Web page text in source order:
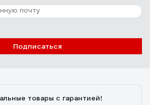
Подписаться
товары с гарантией!